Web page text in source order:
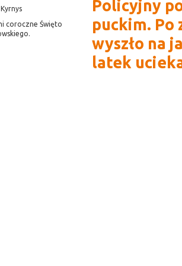
coroczne Święto
Policyjny
puckim. Po
wyszło na
latek